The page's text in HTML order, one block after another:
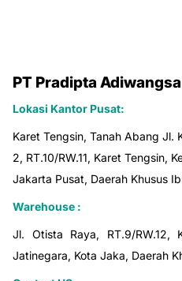
PT Pradipta
Lokasi Kantor Pusat:
Karet Tengsin, Tanah Abang Jl.
2, RT.10/RW.11, Karet Tengsin,
Jakarta Pusat, Daerah Khusus
Warehouse :
Jl. Otista Raya, RT.9/RW.12,
Jatinegara, Kota Jaka, Daerah